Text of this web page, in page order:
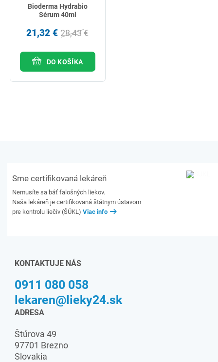
Bioderma Hydrabio
Sérum 40ml
21,32 € 28,43 €
DO KOŠÍKA
Sme certifikovaná lekáreň
Nemusíte sa báť falošných liekov.
Naša lekáreň je certifikovaná štátnym ústavom
pre kontrolu liečiv (ŠÚKL) Viac info
KONTAKTUJE NÁS
0911 080 058
lekaren@lieky24.sk
ADRESA
Štúrova 49
97701 Brezno
Slovakia